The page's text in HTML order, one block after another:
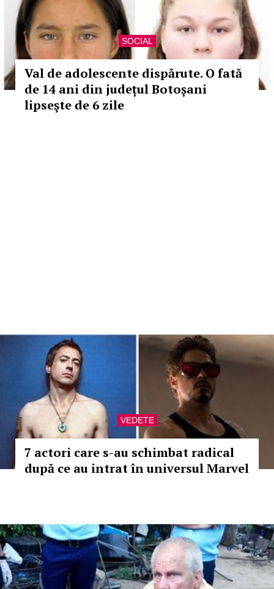
SOCIAL
Val de adolescente dispărute. O fată
de 14 ani din județul Botoșani
lipseşte de 6 zile
VEDETE
7 actori care s-au schimbat radical
după ce au intrat în universul Marvel